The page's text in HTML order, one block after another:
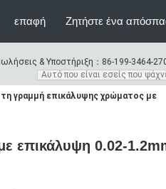
επαφή Ζητήστε ένα
& Υποστήριξη： 86-199-3464-
γραμμή επικάλυψης χρώματος με
επικάλυψη 0.02-